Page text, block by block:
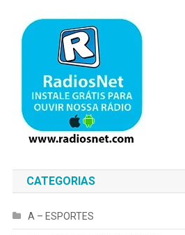
CATEGORIAS
A – ESPORTES